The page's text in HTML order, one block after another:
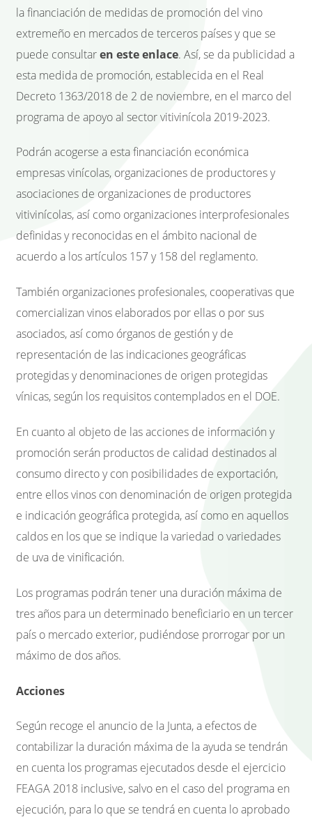
la financiación de medidas de promoción del vino
extremeño en mercados de terceros países y que se
puede consultaren este enlace. Así, se da publicidad a
esta medida de promoción, establecida en el Real
Decreto 1363/2018 de 2 de noviembre, en el marco del
programa de apoyo al sector vitivinícola 2019-2023.
Podrán acogerse a esta financiación económica
empresas vinícolas, organizaciones de productores y
asociaciones de organizaciones de productores
vitivinícolas, así como organizaciones interprofesionales
definidas y reconocidas en el ámbito nacional de
acuerdo a los artículos 157 y 158 del reglamento.
También organizaciones profesionales, cooperativas que
comercializan vinos elaborados por ellas o por sus
asociados, así como órganos de gestión y de
representación de las indicaciones geográficas
protegidas y denominaciones de origen protegidas
vínicas, según los requisitos contemplados en el DOE.
En cuanto al objeto de las acciones de información y
promoción serán productos de calidad destinados al
consumo directo y con posibilidades de exportación,
entre ellos vinos con denominación de origen protegida
e indicación geográfica protegida, así como en aquellos
caldos en los que se indique la variedad o variedades
de uva de vinificación.
Los programas podrán tener una duración máxima de
tres años para un determinado beneficiario en un tercer
país o mercado exterior, pudiéndose prorrogar por un
máximo de dos años.
Acciones
Según recoge el anuncio de la Junta, a efectos de
contabilizar la duración máxima de la ayuda se tendrán
en cuenta los programas ejecutados desde el ejercicio
FEAGA 2018 inclusive, salvo en el caso del programa en
ejecución, para lo que se tendrá en cuenta lo aprobado